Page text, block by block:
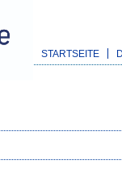
STARTSEITE